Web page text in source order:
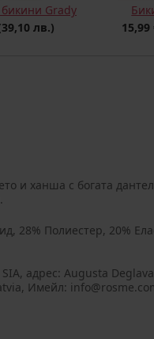
Grady
лв.)
15,99
и ханша с богата
28% Полиестер, 20%
SIA, aдрес: Augusta
Имейл: